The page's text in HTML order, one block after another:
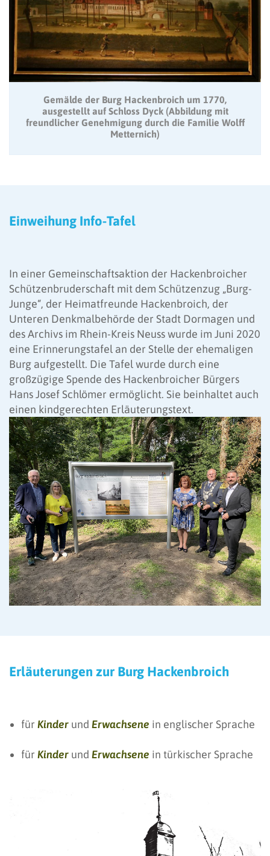
Gemälde der Burg Hackenbroich um 1770,
ausgestellt auf Schloss Dyck (Abbildung mit
freundlicher Genehmigung durch die Familie Wolff
Metternich)
Einweihung Info-Tafel
In einer Gemeinschaftsaktion der Hackenbroicher
Schützenbruderschaft mit dem Schützenzug „Burg-
Junge“, der Heimatfreunde Hackenbroich, der
Unteren Denkmalbehörde der Stadt Dormagen und
des Archivs im Rhein-Kreis Neuss wurde im Juni 2020
eine Erinnerungstafel an der Stelle der ehemaligen
Burg aufgestellt. Die Tafel wurde durch eine
großzügige Spende des Hackenbroicher Bürgers
Hans Josef Schlömer ermöglicht. Sie beinhaltet auch
einen kindgerechten Erläuterungstext.
Erläuterungen zur Burg Hackenbroich
für Kinder und Erwachsene in englischer Sprache
für Kinder und Erwachsene in türkischer Sprache